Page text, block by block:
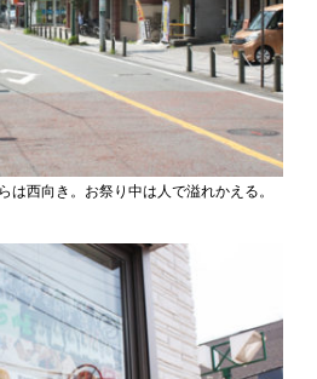
は西向き。お祭り中は人で溢れかえる。